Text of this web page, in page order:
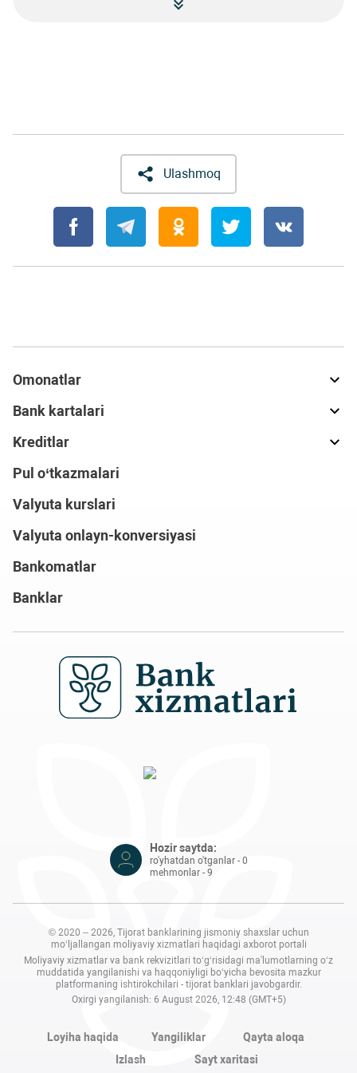
Ulashmoq
Omonatlar
Bank kartalari
Kreditlar
Pul o‘tkazmalari
Valyuta kurslari
Valyuta onlayn-konversiyasi
Bankomatlar
Banklar
Hozir saytda:
ro'yhatdan o'tganlar - 0
mehmonlar - 9
© 2020 – 2026, Tijorat banklarining jismoniy shaxslar uchun
mo‘ljallangan moliyaviy xizmatlari haqidagi axborot portali
Moliyaviy xizmatlar va bank rekvizitlari to‘g‘risidagi ma'lumotlarning o‘z
muddatida yangilanishi va haqqoniyligi bo‘yicha bevosita mazkur
platformaning ishtirokchilari - tijorat banklari javobgardir.
Oxirgi yangilanish: 6 August 2026, 12:48 (GMT+5)
Loyiha haqida Yangiliklar
Qayta aloqa
Izlash
Sayt xaritasi